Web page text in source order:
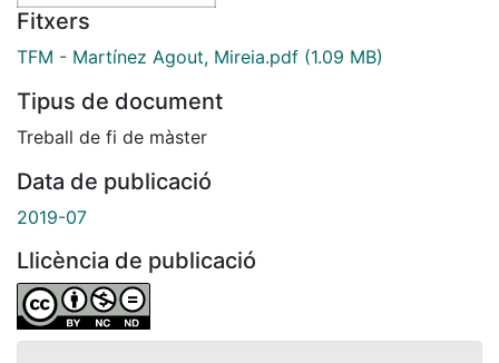
Fitxers
TFM - Martínez Agout, Mireia.pdf (1.09 MB)
Tipus de document
Treball de fi de màster
Data de publicació
2019-07
Llicència de publicació